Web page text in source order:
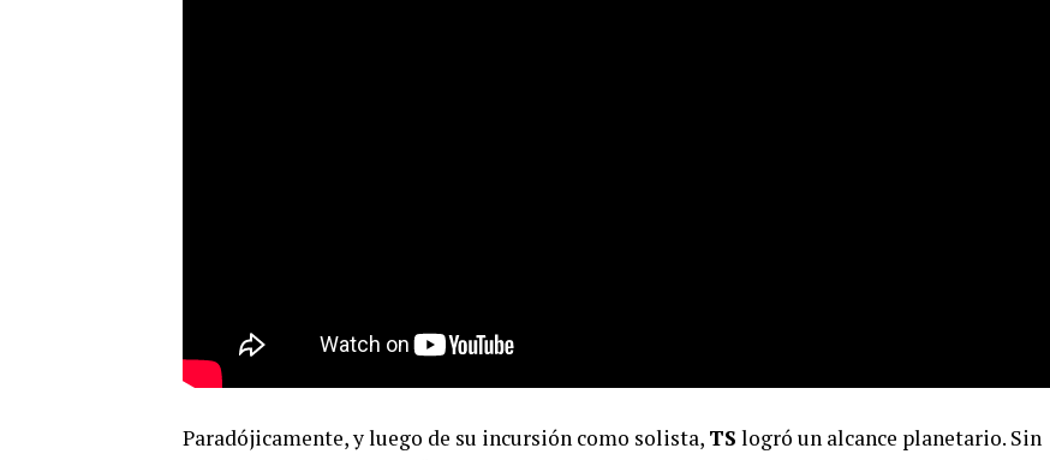
Paradójicamente, y luego de su incursión como solista, TS logró un alcance planetario. Sin